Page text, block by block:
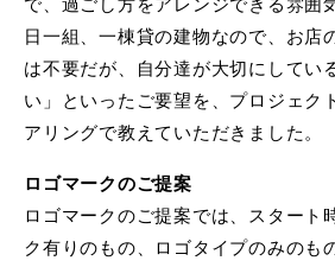
日一組、一棟貸の建物なので、お店
は不要だが、自分達が大切にしてい
い」といったご要望を、プロジェク
アリングで教えていただきました。
ロゴマークのご提案
ロゴマークのご提案では、スタート
ク有りのもの、ロゴタイプのみのも